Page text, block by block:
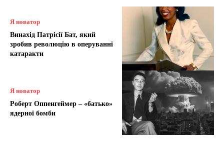
Я новатор
Винахід Патрісії Бат, який
зробив революцію в оперуванні
катаракти
Я новатор
Роберт Оппенгеймер – «батько»
ядерної бомби